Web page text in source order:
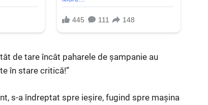
de tare încât paharele de șampanie au
în stare critică!”
s-a îndreptat spre ieșire, fugind spre mașina